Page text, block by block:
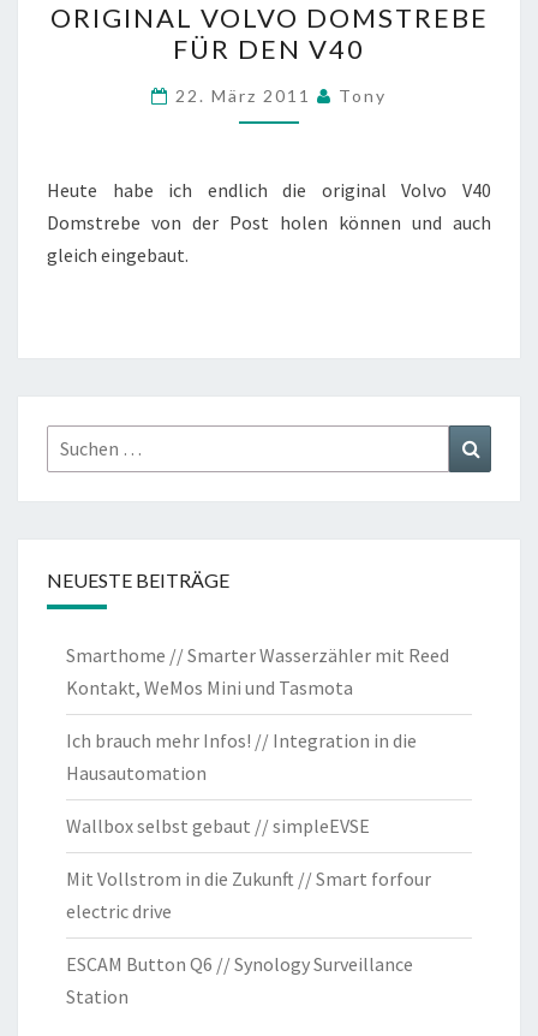
VOLVO
DOMSTREBE
FÜR
DEN
ORIGINAL VOLVO DOMSTREBE
FÜR DEN V40
22. März 2011 Tony
Heute habe ich endlich die original Volvo V40
Domstrebe von der Post holen können und auch
gleich eingebaut.
Suchen
nach:
NEUESTE BEITRÄGE
Smarthome // Smarter Wasserzähler mit Reed
Kontakt, WeMos Mini und Tasmota
Ich brauch mehr Infos! // Integration in die
Hausautomation
Wallbox selbst gebaut // simpleEVSE
Mit Vollstrom in die Zukunft // Smart forfour
electric drive
ESCAM Button Q6 // Synology Surveillance
Station